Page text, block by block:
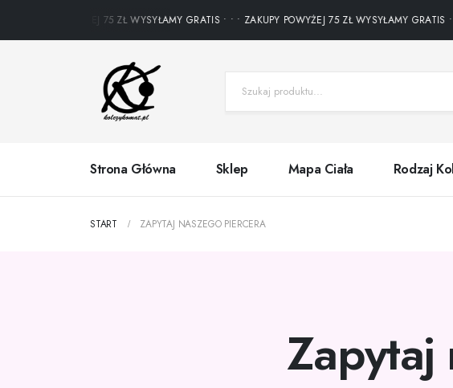
ZAKUPY POWYŻEJ 75 ZŁ WYSYŁAMY GRATIS • • • ZAKUPY POWYŻEJ 75 ZŁ WYSYŁAMY
Strona Główna Sklep Mapa Ciała Rodzaj
START ZAPYTAJ NASZEGO PIERCERA
Zapytaj